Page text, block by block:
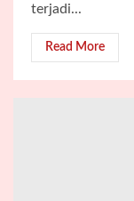
terjadi...
Read More